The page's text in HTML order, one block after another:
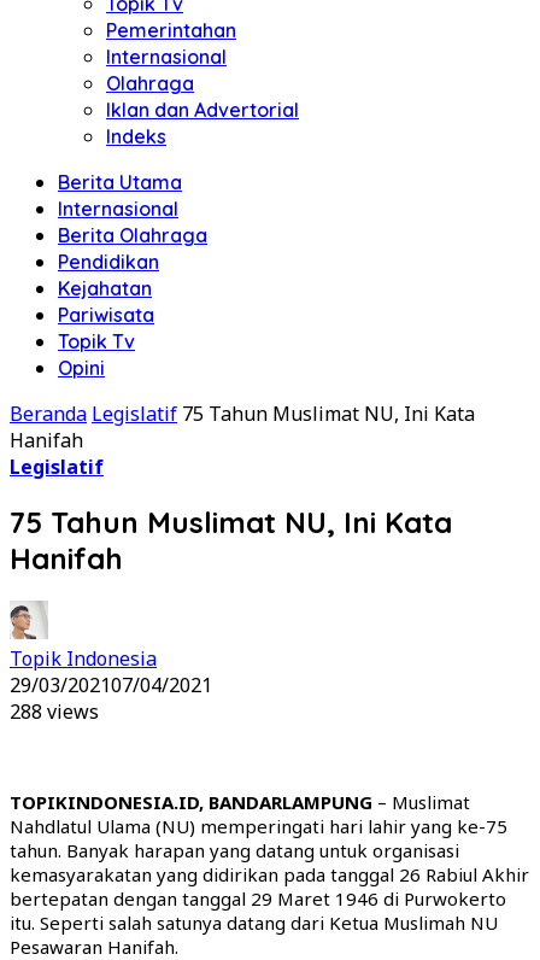
Pemerintahan
Internasional
Olahraga
Iklan dan Advertorial
Indeks
Berita Utama
Internasional
Berita Olahraga
Pendidikan
Kejahatan
Pariwisata
Topik Tv
Opini
Beranda Legislatif 75 Tahun Muslimat NU, Ini Kata
Hanifah
Legislatif
75 Tahun Muslimat NU, Ini Kata
Hanifah
Topik Indonesia
29/03/202107/04/2021
288 views
TOPIKINDONESIA.ID, BANDARLAMPUNG – Muslimat
Nahdlatul Ulama (NU) memperingati hari lahir yang ke-75
tahun. Banyak harapan yang datang untuk organisasi
kemasyarakatan yang didirikan pada tanggal 26 Rabiul Akhir
bertepatan dengan tanggal 29 Maret 1946 di Purwokerto
itu. Seperti salah satunya datang dari Ketua Muslimah NU
Pesawaran Hanifah.